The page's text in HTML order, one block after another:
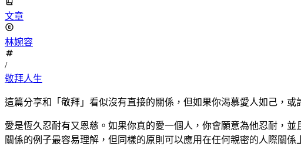
文章
林婉容
/
敬拜人生
這篇分享和「敬拜」看似沒有直接的關係，但如果你渴慕愛人如己，或
愛是恆久忍耐有又恩慈。如果你真的愛一個人，你會願意為他忍耐，
關係的例子最容易理解，但同樣的原則可以應用在任何親密的人際關係